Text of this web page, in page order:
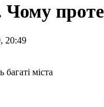
20:49